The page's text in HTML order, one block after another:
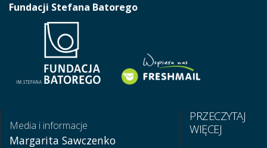
Fundacji Stefana Batorego
Media i informacje
Margarita Sawczenko
PRZECZYTAJ
WIĘCEJ